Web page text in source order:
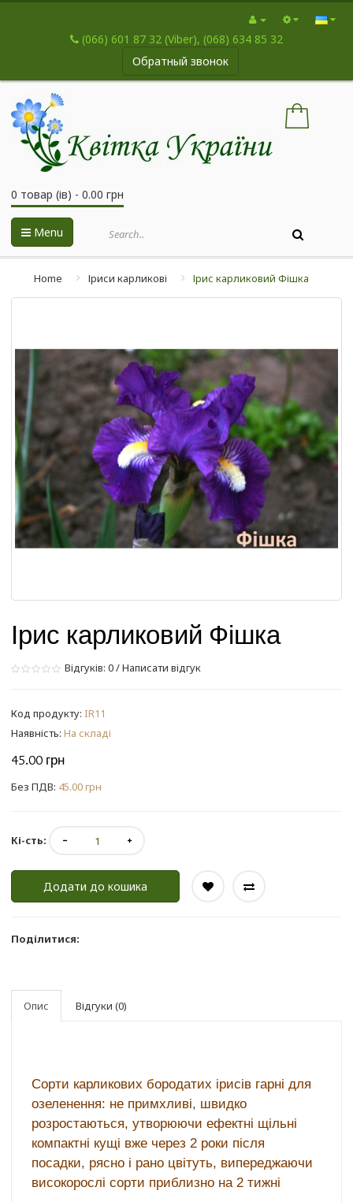
(066) 601 87 32 (Viber), (068) 634 85 32
Обратный звонок
0 товар (ів) - 0.00 грн
Menu
Home Іриси карликові Ірис карликовий Фішка
Ірис карликовий Фішка
Відгуків: 0/Написати відгук
Код продукту: IR11
Наявність: На складі
45.00 грн
Без ПДВ: 45.00 грн
Кі-сть:
Додати до кошика
Поділитися:
Опис Відгуки (0)
Сорти карликових бородатих ірисів гарні для
озеленення: не примхливі, швидко
розростаються, утворюючи ефектні щільні
компактні кущі вже через 2 роки після
посадки, рясно і рано цвітуть, випереджаючи
високорослі сорти приблизно на 2 тижні